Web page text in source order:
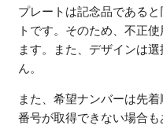
プレートは記念品である
トです。そのため、不正
ます。また、デザインは
ん。
また、希望ナンバーは先
番号が取得できない場合も